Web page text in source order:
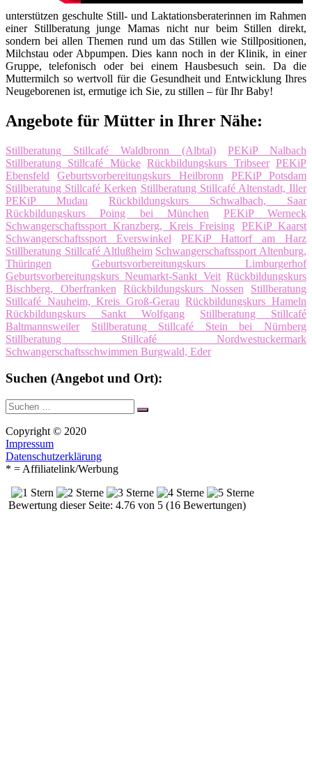
unterstützen geschulte Still- und Laktationsberaterinnen im Rahmen
einer Stillberatung junge Mamas nicht nur beim Stillen direkt,
sondern bei allen Themen rund um das Stillen wie Stillpositionen,
Milchstau oder Abpumpen. Dies kann noch in der Klinik, in einer
Gruppe, telefonisch oder bei einem Hausbesuch sein. Da die
Muttermilch so wertvoll für die Gesundheit und Entwicklung Ihres
Neugeborenen ist, ermutige ich Sie, zu stillen – für Ihr Baby!
Angebote für Mütter in Ihrer Nähe:
Stillberatung Stillcafé Waldbronn (Albtal)
PEKiP Nalbach
Stillberatung Stillcafé Mücke Rückbildungskurs Tribseer PEKiP
Ebensfeld
Geburtsvorbereitungskurs Heilbronn
PEKiP Potsdam
Stillberatung Stillcafé Kerken Stillberatung Stillcafé Altenstadt, Iller
PEKiP Mudau
Rückbildungskurs Schwalbach, Saar
Rückbildungskurs Poing bei München
PEKiP Werneck
Schwangerschaftssport Kranzberg, Kreis Freising
PEKiP Kaarst
Schwangerschaftssport Everswinkel
PEKiP Hattorf am Harz
Stillberatung Stillcafé Altlußheim Schwangerschaftssport Altenburg,
Thüringen
Geburtsvorbereitungskurs Limburgerhof
Geburtsvorbereitungskurs Neumarkt-Sankt Veit Rückbildungskurs
Bischberg, Oberfranken
Rückbildungskurs Nossen
Stillberatung
Stillcafé Nauheim, Kreis Groß-Gerau Rückbildungskurs Hameln
Rückbildungskurs Sankt Wolfgang
Stillberatung Stillcafé
Baltmannsweiler
Stillberatung Stillcafé Stein bei Nürnberg
Stillberatung Stillcafé Nordwestuckermark
Schwangerschaftsschwimmen Burgwald, Eder
Suchen (Angebot und Ort):
Suche
nach:
Suchen
Copyright © 2020
Impressum
Datenschutzerklärung
* = Affiliatelink/Werbung
Bewertung dieser Seite: 4.76 von 5 (16 Bewertungen)